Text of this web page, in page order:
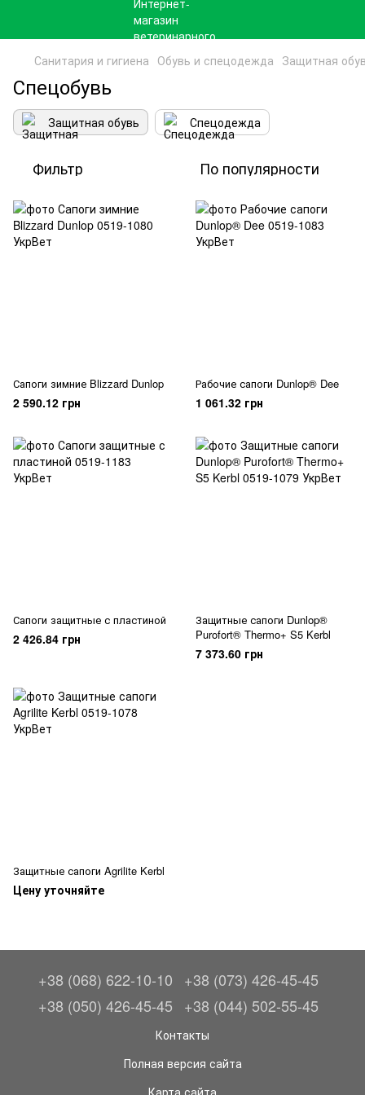
Санитария и гигиена Обувь и спецодежда Защитная
Спецобувь
Защитная обувь Спецодежда
Фильтр По популярности
Сапоги зимние Blizzard Dunlop
2 590.12 грн
Рабочие сапоги Dunlop® Dee
1 061.32 грн
Сапоги защитные с пластиной
2 426.84 грн
Защитные сапоги Dunlop®
Purofort® Thermo+ S5 Kerbl
7 373.60 грн
Защитные сапоги Agrilite Kerbl
Цену уточняйте
+38 (068) 622-10-10
+38 (073) 426-45-45
+38 (050) 426-45-45
+38 (044) 502-55-45
Контакты
Полная версия сайта
Карта сайта